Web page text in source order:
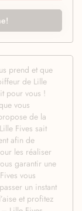
prend et que
de Lille
pour vous !
vous
de la
Fives sait
afin de
les réaliser
garantir une
vous
un instant
et profitez